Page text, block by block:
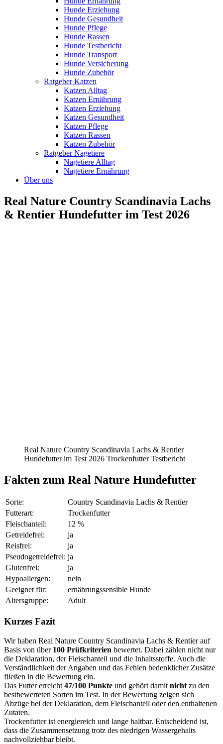
Hunde Erziehung
Hunde Gesundheit
Hunde Pflege
Hunde Rassen
Hunde Testbericht
Hunde Transport
Hunde Versicherung
Hunde Zubehör
Ratgeber Katzen
Katzen Alltag
Katzen Ernährung
Katzen Erziehung
Katzen Gesundheit
Katzen Pflege
Katzen Rassen
Katzen Zubehör
Ratgeber Nagetiere
Nagetiere Alltag
Nagetiere Ernährung
Über uns
Real Nature Country Scandinavia Lachs
& Rentier Hundefutter im Test 2026
Real Nature Country Scandinavia Lachs & Rentier
Hundefutter im Test 2026 Trockenfutter Testbericht
Fakten zum Real Nature Hundefutter
Sorte:
Country Scandinavia Lachs & Rentier
Futterart:
Trockenfutter
Fleischanteil:
12 %
Getreidefrei:
ja
Reisfrei:
ja
Pseudogetreidefrei: ja
Glutenfrei:
ja
Hypoallergen:
nein
Geeignet für:
ernährungssensible Hunde
Altersgruppe:
Adult
Kurzes Fazit
Wir haben Real Nature Country Scandinavia Lachs & Rentier auf
Basis von über 100 Prüfkriterien bewertet. Dabei zählen nicht nur
die Deklaration, der Fleischanteil und die Inhaltsstoffe. Auch die
Verständlichkeit der Angaben und das Fehlen bedenklicher Zusätze
fließen in die Bewertung ein.
Das Futter erreicht 47/100 Punkte und gehört damit nicht zu den
bestbewerteten Sorten im Test. In der Bewertung zeigen sich
Abzüge bei der Deklaration, dem Fleischanteil oder den enthaltenen
Zutaten.
Trockenfutter ist energiereich und lange haltbar. Entscheidend ist,
dass die Zusammensetzung trotz des niedrigen Wassergehalts
nachvollziehbar bleibt.